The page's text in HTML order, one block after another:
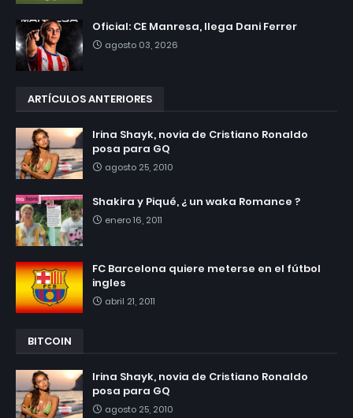
Oficial: CE Manresa, llega Dani Ferrer
agosto 03, 2026
ARTÍCULOS ANTERIORES
Irina Shayk, novia de Cristiano Ronaldo
posa para GQ
agosto 25, 2010
Shakira y Piqué, ¿ un waka Romance ?
enero 16, 2011
FC Barcelona quiere meterse en el fútbol
ingles
abril 21, 2011
BITCOIN
Irina Shayk, novia de Cristiano Ronaldo
posa para GQ
agosto 25, 2010